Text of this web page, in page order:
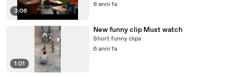
3:06
6 anni fa
1:01
New funny clip Must watch
Short funny clips
6 anni fa